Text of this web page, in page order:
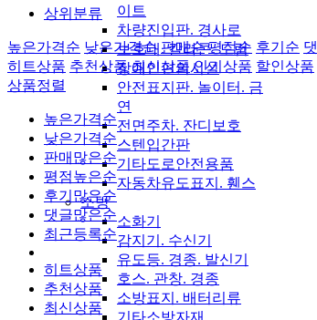
이트
차량진입판. 경사로
보호대. 칼라콘. 드럼
장애인편의시설
안전표지판. 놀이터. 금
연
전면주차. 잔디보호
스텐입간판
기타도로안전용품
자동차유도표지. 휀스
소방
소화기
감지기. 수신기
유도등. 경종. 발신기
호스. 관창. 경종
소방표지. 배터리류
기타소방자재
상위분류
높은가격순 낮은가격순 판매순 평점순 후기순
히트상품 추천상품 최신상품 인기상품 할인상품
상품정렬
높은가격순
낮은가격순
판매많은순
평점높은순
후기많은순
댓글많은순
최근등록순
히트상품
추천상품
최신상품